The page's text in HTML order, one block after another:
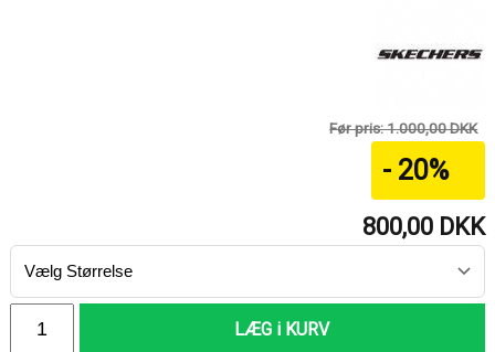
Før pris: 1.000,00 DKK
- 20%
800,00 DKK
LÆG i KURV